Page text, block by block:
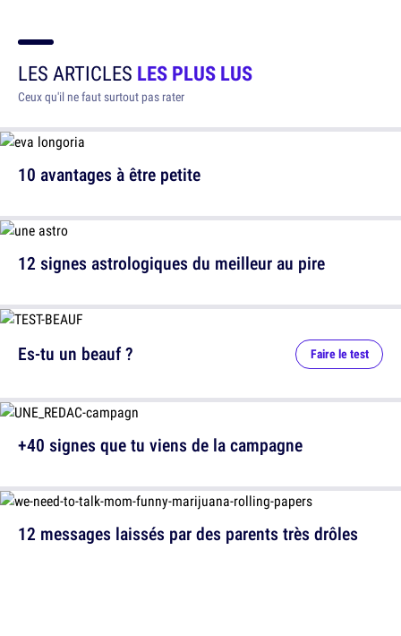
LES ARTICLES LES PLUS LUS
Ceux qu'il ne faut surtout pas rater
10 avantages à être petite
12 signes astrologiques du meilleur au pire
12 messages laissés par des parents très drôles
Es-tu un beauf ? Faire le test
+40 signes que tu viens de la campagne